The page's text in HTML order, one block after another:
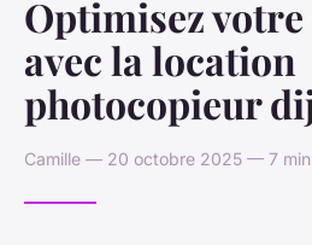
Optimisez
avec la location
photocopieur
Camille — 20 octobre 2025 — 7